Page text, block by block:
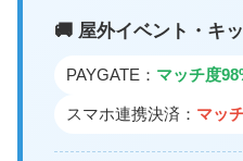
🚚 屋外イベント・キ
PAYGATE： マッチ度
スマホ連携決済： マッ